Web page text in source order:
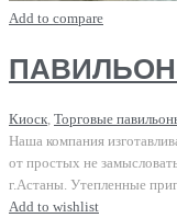
Add to compare
ПАВИЛЬОН
Киоск Торговые
Наша компания
от простых не
г.Астаны. Утепленные
Add to wishlist